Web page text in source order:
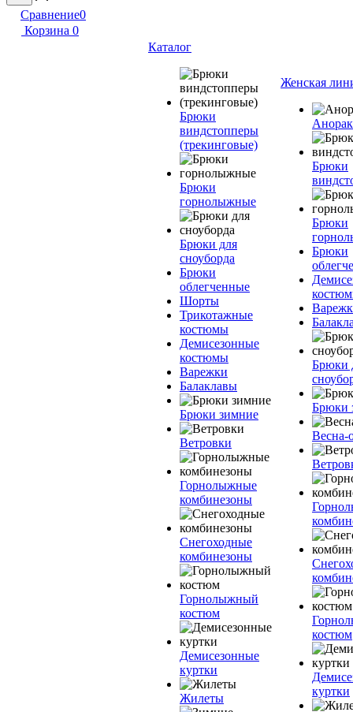
Сравнение0
Корзина 0
Каталог
Брюки
виндстопперы
(трекинговые)
Брюки
горнолыжные
Брюки для
сноуборда
Брюки
облегченные
Шорты
Трикотажные
костюмы
Демисезонные
костюмы
Варежки
Балаклавы
Брюки зимние
Ветровки
Горнолыжные
комбинезоны
Снегоходные
комбинезоны
Горнолыжный
костюм
Демисезонные
куртки
Жилеты
Женская
Брюки
Брюки
Брюки
Брюки
Брюки
Весна-
костюм
куртки